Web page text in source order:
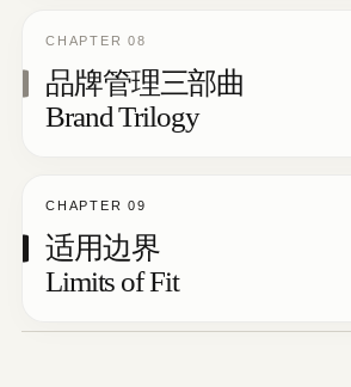
CHAPTER 08
品牌管理三部曲
Brand Trilogy
CHAPTER 09
适用边界
Limits of Fit